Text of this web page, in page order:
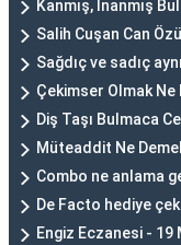
Kanmış, Inanmış
Salih Cuşan Can
Sağdıç ve sadıç
Çekimser Olmak Ne
Diş Taşı Bulmaca
Müteaddit Ne
Combo ne anlama
De Facto hediye
Engiz Eczanesi - 19